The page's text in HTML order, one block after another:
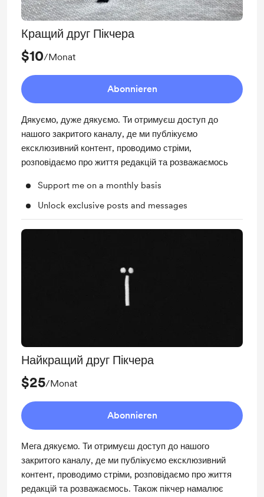
Кращий друг Пікчера
$10/Monat
Abonnieren
Дякуємо, дуже дякуємо. Ти отримуєш доступ до
нашого закритого каналу, де ми публікуємо
ексклюзивний контент, проводимо стріми,
розповідаємо про життя редакцій та розважаємось
Support me on a monthly basis
Unlock exclusive posts and messages
Найкращий друг Пікчера
$25/Monat
Abonnieren
Мега дякуємо. Ти отримуєш доступ до нашого
закритого каналу, де ми публікуємо ексклюзивний
контент, проводимо стріми, розповідаємо про життя
редакцій та розважаємось. Також пікчер намалює